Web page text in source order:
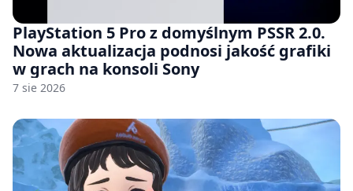
PlayStation 5 Pro z domyślnym PSSR 2.0.
Nowa aktualizacja podnosi jakość grafiki
w grach na konsoli Sony
7 sie 2026